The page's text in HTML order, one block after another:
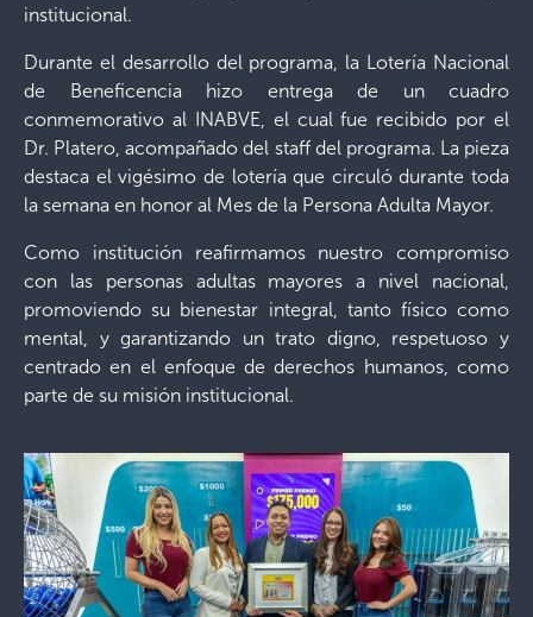
institucional.
Durante el desarrollo del programa, la Lotería Nacional
de Beneficencia hizo entrega de un cuadro
conmemorativo al INABVE, el cual fue recibido por el
Dr. Platero, acompañado del staff del programa. La pieza
destaca el vigésimo de lotería que circuló durante toda
la semana en honor al Mes de la Persona Adulta Mayor.
Como institución reafirmamos nuestro compromiso
con las personas adultas mayores a nivel nacional,
promoviendo su bienestar integral, tanto físico como
mental, y garantizando un trato digno, respetuoso y
centrado en el enfoque de derechos humanos, como
parte de su misión institucional.